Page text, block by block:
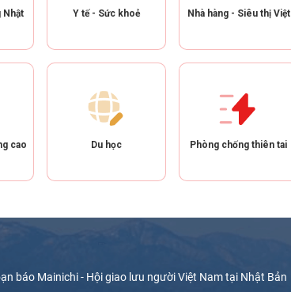
Nhật Y tế - Sức khoẻ Nhà hàng - Siêu thị Việt
cao Du học Phòng chống thiên tai
báo Mainichi - Hội giao lưu người Việt Nam tại Nhật Bản